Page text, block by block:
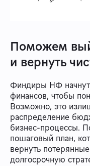
Поможем
и вернуть
Финдиры НФ начнут
финансов, чтобы
Возможно, это
распределение
бизнес-процессы.
пошаговый план,
вернуть
долгосрочную